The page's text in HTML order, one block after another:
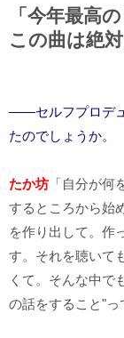
「今年最高
この曲は絶
――セルフプロデ
たのでしょうか。
たか坊 「自分が
するところから始
を作り出して。作
す。それを聴いて
くて。そんな中で
の話をすること"っ